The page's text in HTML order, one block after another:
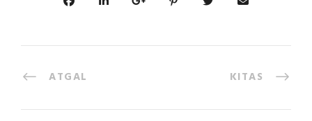
ATGAL KITAS